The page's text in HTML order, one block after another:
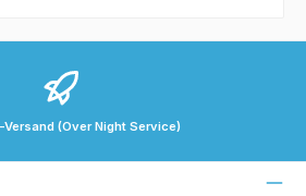
(Over Night Service)